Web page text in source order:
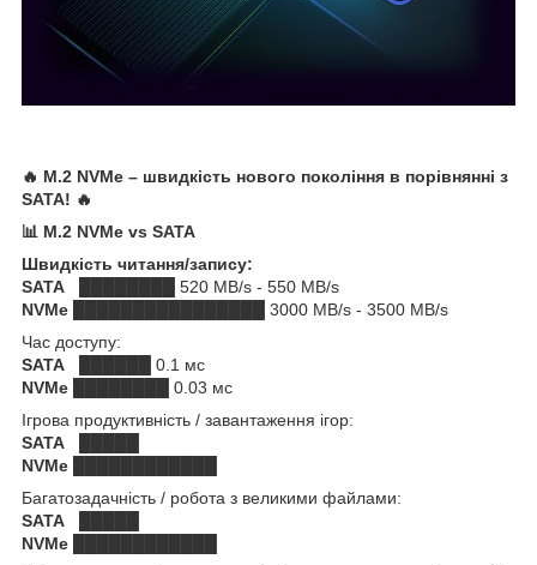
🔥 M.2 NVMe – швидкість нового покоління в порівнянні з
SATA! 🔥
📊 M.2 NVMe vs SATA
Швидкість читання/запису:
SATA
████████ 520 MB/s - 550 MB/s
NVMe ████████████████ 3000 MB/s - 3500 MB/s
Час доступу:
SATA
██████ 0.1 мс
NVMe ████████ 0.03 мс
Ігрова продуктивність / завантаження ігор:
SATA
NVMe
Багатозадачність / робота з великими файлами:
SATA
NVMe